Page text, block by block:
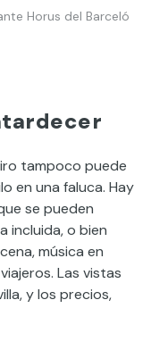
Horus del Barceló
tampoco puede
en una faluca. Hay
se pueden
incluida, o bien
música en
Las vistas
y los precios,